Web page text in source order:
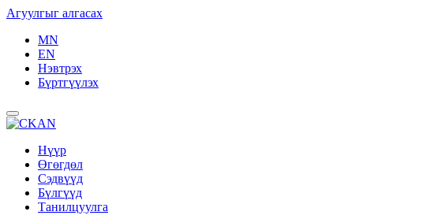
Агуулгыг алгасах
MN
EN
Нэвтрэх
Бүртгүүлэх
Нүүр
Өгөгдөл
Сэдвүүд
Бүлгүүд
Танилцуулга